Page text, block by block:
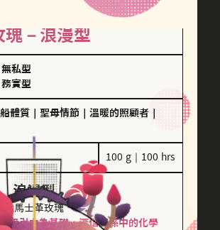
瑰－浪漫型
無私型
務實型
體質 聖母情節 溫暖的照顧者
100 g｜100 hrs
浪漫型
大馬士革玫瑰
吸引力為基礎，深信關係中的化學